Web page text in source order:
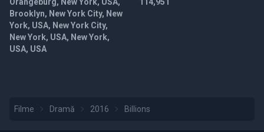
Brooklyn, New York City, New
York, USA, New York City,
New York, USA, New York,
USA, USA
Filme Dramă 2016 Billions